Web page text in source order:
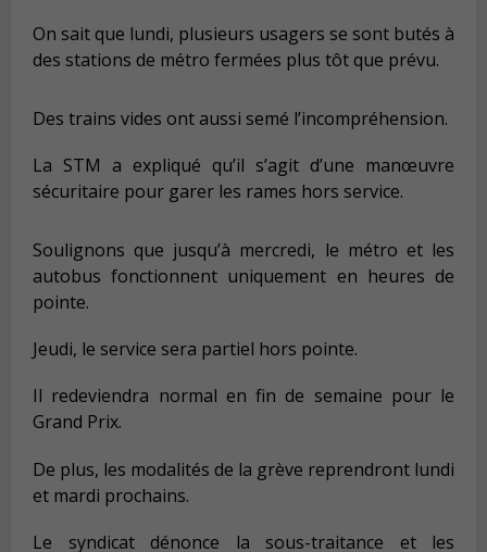
On sait que lundi, plusieurs usagers se sont butés à
des stations de métro fermées plus tôt que prévu.
Des trains vides ont aussi semé l’incompréhension.
La STM a expliqué qu’il s’agit d’une manœuvre
sécuritaire pour garer les rames hors service.
Soulignons que jusqu’à mercredi, le métro et les
autobus fonctionnent uniquement en heures de
pointe.
Jeudi, le service sera partiel hors pointe.
Il redeviendra normal en fin de semaine pour le
Grand Prix.
De plus, les modalités de la grève reprendront lundi
et mardi prochains.
Le syndicat dénonce la sous-traitance et les